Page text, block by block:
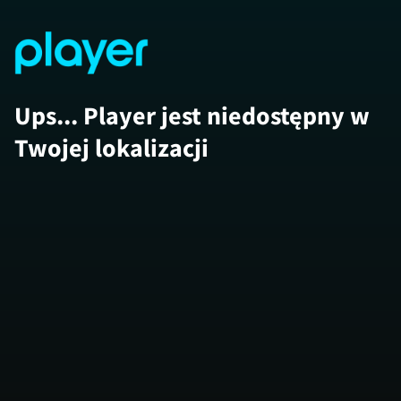
Ups... Player jest niedostępny w
Twojej lokalizacji